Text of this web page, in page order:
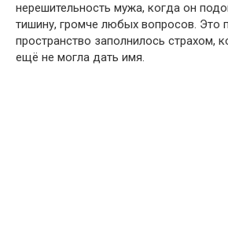
нерешительность мужа, когда он
тишину, громче любых вопросов. Это
пространство заполнилось страхом,
ещё не могла дать имя.